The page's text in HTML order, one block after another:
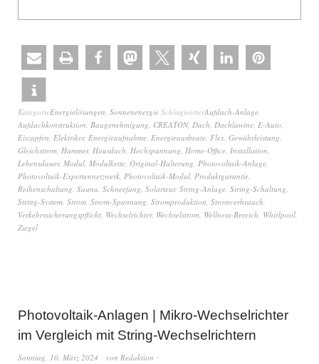
KategorieEnergielösungen, Sonnenenergie SchlagwörterAufdach-Anlage,
Aufdachkonstruktion, Baugenehmigung, CREATON, Dach, Dachlawine, E-Auto,
Eiszapfen, Elektriker, Energieaufnahme, Energieausbeute, Flex, Gewährleistung,
Gleichstrom, Hammer, Hausdach, Hochspannung, Home-Office, Installation,
Lebensdauer, Modul, Modulkette, Original-Halterung, Photovoltaik-Anlage,
Photovoltaik-Expertennetzwerk, Photovoltaik-Modul, Produktgarantie,
Reihenschaltung, Sauna, Schneefang, Solarteur, String-Anlage, String-Schaltung,
String-System, Strom, Strom-Spannung, Stromproduktion, Stromverbrauch,
Verkehrssicherungspflicht, Wechselrichter, Wechselstrom, Wellness-Bereich, Whirlpool,
Ziegel
Photovoltaik-Anlagen | Mikro-Wechselrichter
im Vergleich mit String-Wechselrichtern
Sonntag, 10. März 2024 von Redaktion